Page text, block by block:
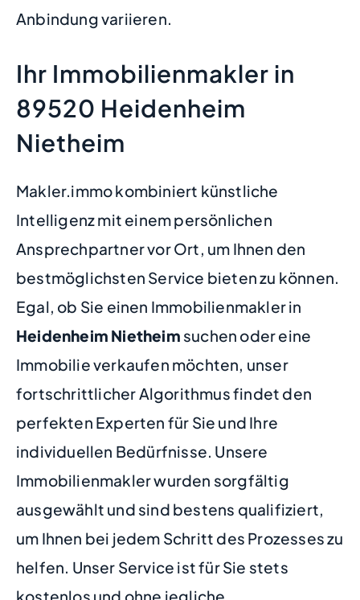
Anbindung variieren.
Ihr Immobilienmakler in
89520 Heidenheim
Nietheim
Makler.immo kombiniert künstliche
Intelligenz mit einem persönlichen
Ansprechpartner vor Ort, um Ihnen den
bestmöglichsten Service bieten zu können.
Egal, ob Sie einen Immobilienmakler in
Heidenheim Nietheim suchen oder eine
Immobilie verkaufen möchten, unser
fortschrittlicher Algorithmus findet den
perfekten Experten für Sie und Ihre
individuellen Bedürfnisse. Unsere
Immobilienmakler wurden sorgfältig
ausgewählt und sind bestens qualifiziert,
um Ihnen bei jedem Schritt des Prozesses zu
helfen. Unser Service ist für Sie stets
kostenlos und ohne jegliche